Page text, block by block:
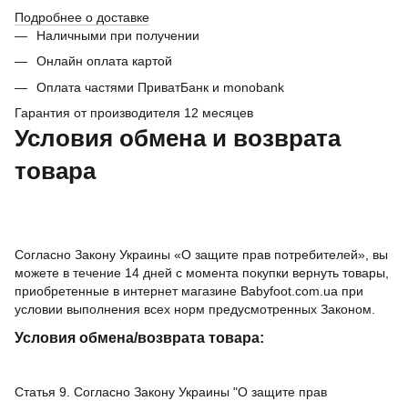
Подробнее о доставке
Наличными при получении
Онлайн оплата картой
Оплата частями ПриватБанк и monobank
Гарантия от производителя 12 месяцев
Условия обмена и возврата
товара
Согласно Закону Украины «О защите прав потребителей», вы
можете в течение 14 дней с момента покупки вернуть товары,
приобретенные в интернет магазине Babyfoot.com.ua при
условии выполнения всех норм предусмотренных Законом.
Условия обмена/возврата товара:
Статья 9. Согласно Закону Украины "О защите прав